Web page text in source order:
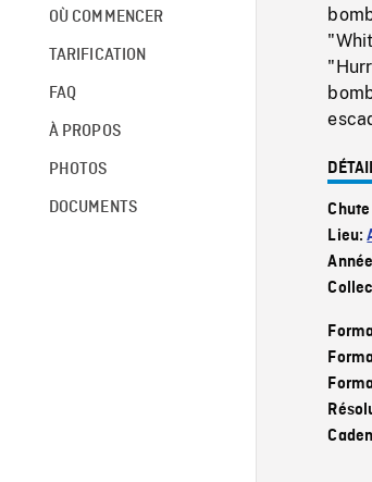
OÙ COMMENCER
TARIFICATION
FAQ
À PROPOS
PHOTOS
DOCUMENTS
Lieu: